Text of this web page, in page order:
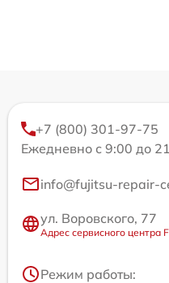
+7 (800) 301-97-75
Ежедневно с 9:00 до
info@fujitsu-repair-
ул. Воровского, 77
Адрес сервисного центра
Режим работы: